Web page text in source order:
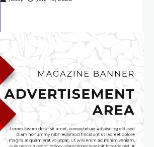
സിനിമ – സീരിയൽ താരം സണ്ണി
മാന്നാങ്കരിക്ക് സ്പഷ്യൽ ജൂറി അവാർഡ്
Jossy June 16, 2026